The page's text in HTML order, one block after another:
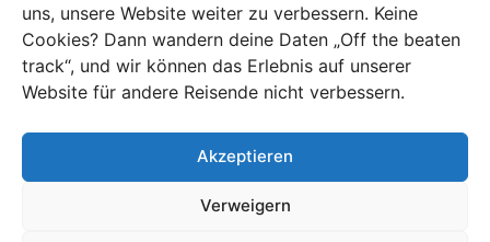
uns, unsere Website weiter zu verbessern. Keine
Cookies? Dann wandern deine Daten „Off the beaten
track“, und wir können das Erlebnis auf unserer
Website für andere Reisende nicht verbessern.
Akzeptieren
Verweigern